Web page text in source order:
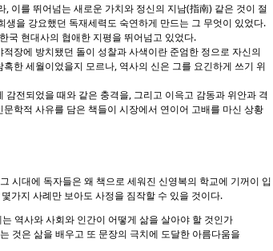
, 이를 뛰어넘는 새로운 가치와 정신의 지남(指南) 같은 것이 절
을 강요했던 독재세력도 숙연하게 만드는 그 무엇이 있었다.
국 현대사의 협애한 지평을 뛰어넘고 있었다.
장에 방치됐던 돌이 성찰과 사색이란 준엄한 정으로 자신의
한 세월이었을지 모르나, 역사의 신은 그를 요긴하게 쓰기 위
전되었을 때와 같은 충격을, 그리고 이윽고 감동과 위안과 격
학적 사유를 담은 책들이 시장에서 연이어 고배를 마신 상황
시대에 독자들은 왜 책으로 세워진 신영복의 학교에 기꺼이 입
가지 사례만 보아도 사정을 짐작할 수 있을 것이다.
역사와 사회와 인간이 어떻게 삶을 살아야 할 것인가
것은 삶을 배우고 또 문장의 극치에 도달한 아름다움을